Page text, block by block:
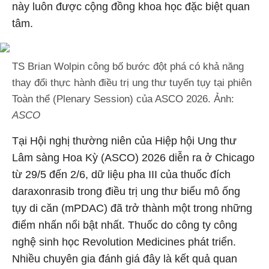
này luôn được cộng đồng khoa học đặc biệt quan
tâm.
TS Brian Wolpin công bố bước đột phá có khả năng
thay đổi thực hành điều trị ung thư tuyến tụy tại phiên
Toàn thể (Plenary Session) của ASCO 2026. Ảnh:
ASCO
Tại Hội nghị thường niên của Hiệp hội Ung thư
Lâm sàng Hoa Kỳ (ASCO) 2026 diễn ra ở Chicago
từ 29/5 đến 2/6, dữ liệu pha III của thuốc đích
daraxonrasib trong điều trị ung thư biểu mô ống
tụy di căn (mPDAC) đã trở thành một trong những
điểm nhấn nổi bật nhất. Thuốc do công ty công
nghệ sinh học Revolution Medicines phát triển.
Nhiều chuyên gia đánh giá đây là kết quả quan